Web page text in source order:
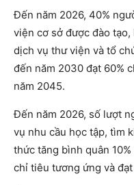
Đến năm 2026, 40%
viện cơ sở được đào
dịch vụ thư viện và tổ
đến năm 2030 đạt 60%
năm 2045.
Đến năm 2026, số lượt
vụ nhu cầu học tập, tìm
thức tăng bình quân
chỉ tiêu tương ứng và